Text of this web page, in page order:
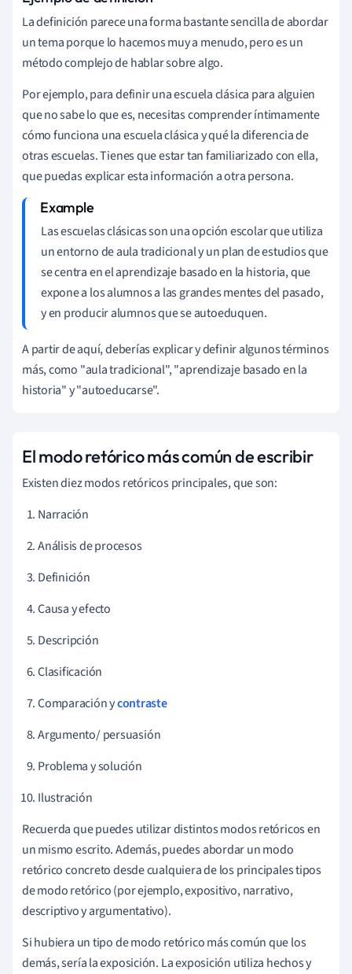
La definición parece una forma bastante sencilla de abordar
un tema porque lo hacemos muy a menudo, pero es un
método complejo de hablar sobre algo.
Por ejemplo, para definir una escuela clásica para alguien
que no sabe lo que es, necesitas comprender íntimamente
cómo funciona una escuela clásica y qué la diferencia de
otras escuelas. Tienes que estar tan familiarizado con ella,
que puedas explicar esta información a otra persona.
Las escuelas clásicas son una opción escolar que utiliza
un entorno de aula tradicional y un plan de estudios que
se centra en el aprendizaje basado en la historia, que
expone a los alumnos a las grandes mentes del pasado,
y en producir alumnos que se autoeduquen.
A partir de aquí, deberías explicar y definir algunos términos
más, como "aula tradicional", "aprendizaje basado en la
historia" y "autoeducarse".
El modo retórico más común de escribir
Existen diez modos retóricos principales, que son:
Narración
Análisis de procesos
Definición
Causa y efecto
Descripción
Clasificación
Comparación ycontraste
Argumento/ persuasión
Problema y solución
Ilustración
Recuerda que puedes utilizar distintos modos retóricos en
un mismo escrito. Además, puedes abordar un modo
retórico concreto desde cualquiera de los principales tipos
de modo retórico (por ejemplo, expositivo, narrativo,
descriptivo y argumentativo).
Si hubiera un tipo de modo retórico más común que los
demás, sería la exposición. La exposición utiliza hechos y